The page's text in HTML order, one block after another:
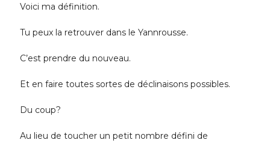
Voici ma définition.
Tu peux la retrouver dans le Yannrousse.
C’est prendre du nouveau.
Et en faire toutes sortes de déclinaisons possibles.
Du coup?
Au lieu de toucher un petit nombre défini de